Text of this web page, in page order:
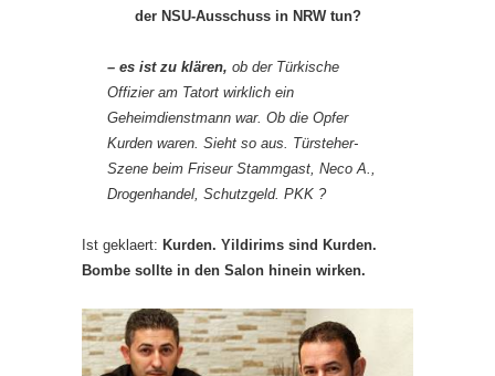
der NSU-Ausschuss in NRW tun?
– es ist zu klären, ob der Türkische
Offizier am Tatort wirklich ein
Geheimdienstmann war. Ob die Opfer
Kurden waren. Sieht so aus. Türsteher-
Szene beim Friseur Stammgast, Neco A.,
Drogenhandel, Schutzgeld. PKK ?
Ist geklaert: Kurden. Yildirims sind Kurden.
Bombe sollte in den Salon hinein wirken.